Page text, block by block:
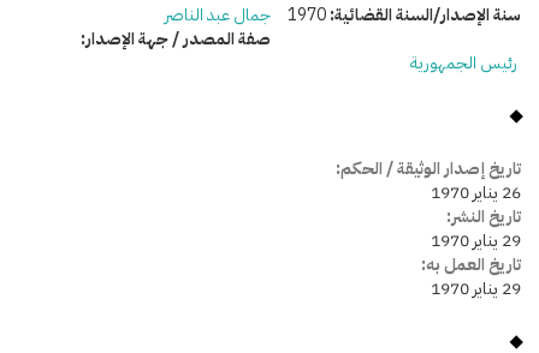
سنة الإصدار/السنة القضائية:1970
جمال عبد الناصر
صفة المصدر / جهة الإصدار:
رئيس الجمهورية
تاريخ إصدار الوثيقة / الحكم:
26 يناير 1970
تاريخ النشر:
29 يناير 1970
تاريخ العمل به:
29 يناير 1970